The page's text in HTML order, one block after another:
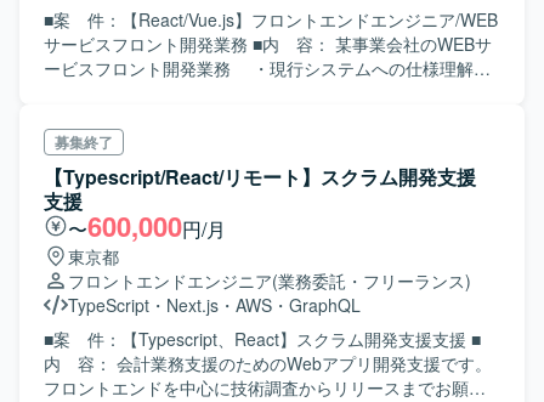
■案 件：【React/Vue.js】フロントエンドエンジニア/WEB
サービスフロント開発業務 ■内 容： 某事業会社のWEBサ
ービスフロント開発業務 ・現行システムへの仕様理解
echo, React, Vue.js ・開発者ツール：GitHub, CircleCI,
Docker Desktop ・DB：PostgreSQL, Redis ・クラウドイン
フラ：AWS(EKS, OpenSearch Service, RDS, Lambda, S3,
Secrets Manager, etc) ・コミュニケーションツール：
Slack, Backlog, Chatwork ＜スキル＞ ■必 須： ・React及
びVue.jsを使った開発経験 ・ページパフォーマンスを意識
した設計及び実装経験 ・プロジェクトマネージャーとの円
滑なコミュニケーション能力 ・レガシーブラウザに対応し
たフロントエンド開発経験 ・既存コードを読み解いて迅速
にキャッチアップする能力 ■尚 可： ・金融業界の経験
募集終了
【Typescript/React/リモート】スクラム開発支援
支援
〜600,000円/月
東京都
フロントエンドエンジニア(業務委託・フリーランス)
TypeScript ・ Next.js ・ AWS ・ GraphQL
■案 件：【Typescript、React】スクラム開発支援支援 ■
内 容： 会計業務支援のためのWebアプリ開発支援です。
フロントエンドを中心に技術調査からリリースまでお願い